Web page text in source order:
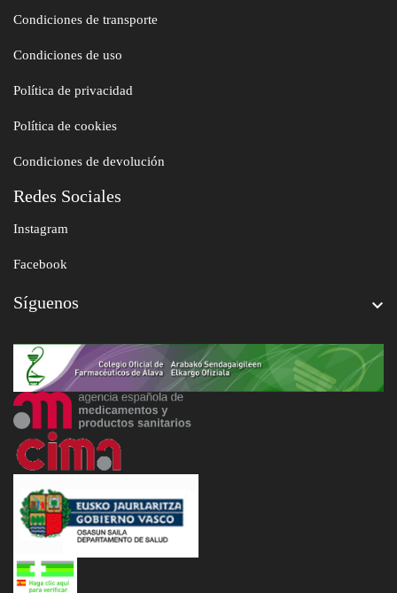
Condiciones de transporte
Condiciones de uso
Política de privacidad
Política de cookies
Condiciones de devolución
Redes Sociales
Instagram
Facebook
Síguenos 